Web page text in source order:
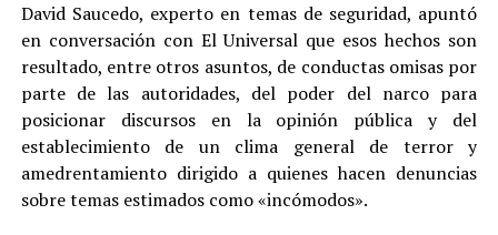
David Saucedo, experto en temas de seguridad, apuntó
en conversación con El Universal que esos hechos son
resultado, entre otros asuntos, de conductas omisas por
parte de las autoridades, del poder del narco para
posicionar discursos en la opinión pública y del
establecimiento de un clima general de terror y
amedrentamiento dirigido a quienes hacen denuncias
sobre temas estimados como «incómodos».